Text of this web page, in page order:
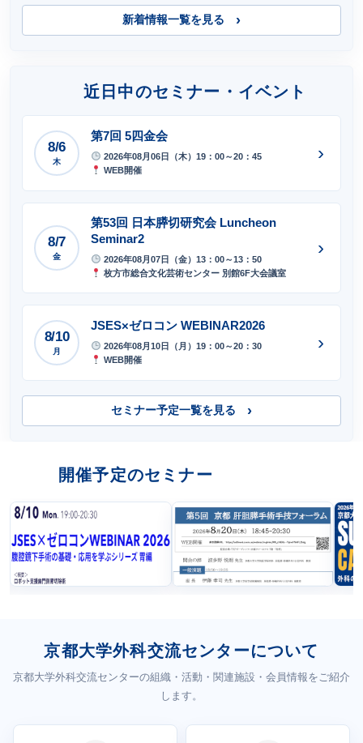
新着情報一覧を見る
近日中のセミナー・イベント
8/6
木
第7回 5四金会
2026年08月06日（木）19：00～20：45
WEB開催
›
8/7
金
第53回 日本膵切研究会 Luncheon
Seminar2
2026年08月07日（金）13：00～13：50
枚方市総合文化芸術センター 別館6F大会議室
›
8/10
月
JSES×ゼロコン WEBINAR2026
2026年08月10日（月）19：00～20：30
WEB開催
›
セミナー予定一覧を見る
開催予定のセミナー
京都大学外科交流センターについて
京都大学外科交流センターの組織・活動・関連施設・会員情報をご紹介
します。